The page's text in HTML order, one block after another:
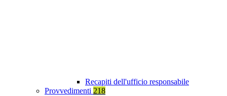
Recapiti dell'ufficio responsabile
Provvedimenti 218